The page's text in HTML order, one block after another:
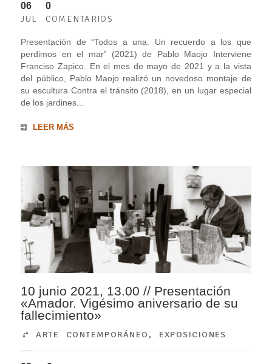
06
JUL
0
COMENTARIOS
Presentación de “Todos a una. Un recuerdo a los que
perdimos en el mar” (2021) de Pablo Maojo Interviene
Franciso Zapico. En el mes de mayo de 2021 y a la vista
del público, Pablo Maojo realizó un novedoso montaje de
su escultura Contra el tránsito (2018), en un lugar especial
de los jardines...
LEER MÁS
10 junio 2021, 13.00 // Presentación
«Amador. Vigésimo aniversario de su
fallecimiento»
ARTE CONTEMPORÁNEO , EXPOSICIONES